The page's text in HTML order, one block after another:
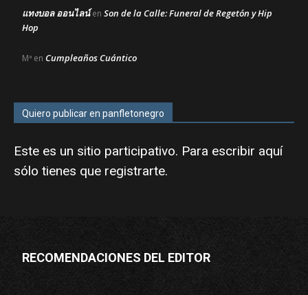
แทงบอล ออนไลน์en Son de la Calle: Funeral de Regetón y Hip
Hop
Mª en Cumpleaños Cuántico
Quiero publicar en panfletonegro
Este es un sitio participativo. Para escribir aquí
sólo tienes que registrarte.
RECOMENDACIONES DEL EDITOR